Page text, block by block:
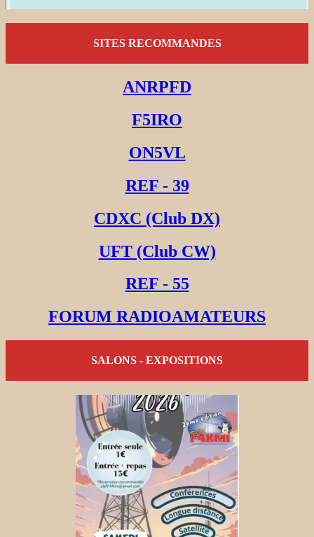
SITES RECOMMANDES
ANRPFD
F5IRO
ON5VL
REF - 39
CDXC (Club DX)
UFT (Club CW)
REF - 55
FORUM RADIOAMATEURS
SALONS - EXPOSITIONS